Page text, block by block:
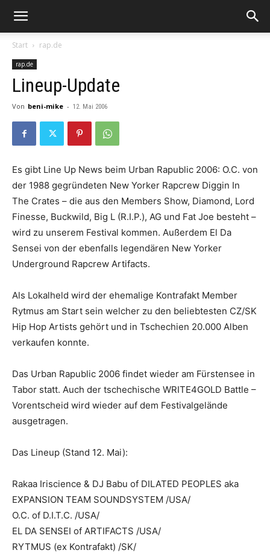
Start rap.de
rap.de
Lineup-Update
Von beni-mike - 12. Mai 2006
Es gibt Line Up News beim Urban Rapublic 2006: O.C. von
der 1988 gegründeten New Yorker Rapcrew Diggin In
The Crates – die aus den Members Show, Diamond, Lord
Finesse, Buckwild, Big L (R.I.P.), AG und Fat Joe besteht –
wird zu unserem Festival kommen. Außerdem El Da
Sensei von der ebenfalls legendären New Yorker
Underground Rapcrew Artifacts.
Als Lokalheld wird der ehemalige Kontrafakt Member
Rytmus am Start sein welcher zu den beliebtesten CZ/SK
Hip Hop Artists gehört und in Tschechien 20.000 Alben
verkaufen konnte.
Das Urban Rapublic 2006 findet wieder am Fürstensee in
Tabor statt. Auch der tschechische WRITE4GOLD Battle –
Vorentscheid wird wieder auf dem Festivalgelände
ausgetragen.
Das Lineup (Stand 12. Mai):
Rakaa Iriscience & DJ Babu of DILATED PEOPLES aka
EXPANSION TEAM SOUNDSYSTEM /USA/
O.C. of D.I.T.C. /USA/
EL DA SENSEI of ARTIFACTS /USA/
RYTMUS (ex Kontrafakt) /SK/